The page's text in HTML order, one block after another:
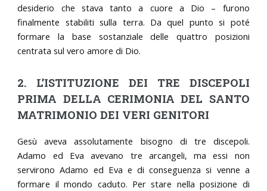
desiderio che stava tanto a cuore a Dio – furono
finalmente stabiliti sulla terra. Da quel punto si poté
formare la base sostanziale delle quattro posizioni
centrata sul vero amore di Dio.
2. L’ISTITUZIONE DEI TRE DISCEPOLI
PRIMA DELLA CERIMONIA DEL SANTO
MATRIMONIO DEI VERI GENITORI
Gesù aveva assolutamente bisogno di tre discepoli.
Adamo ed Eva avevano tre arcangeli, ma essi non
servirono Adamo ed Eva e di conseguenza si venne a
formare il mondo caduto. Per stare nella posizione di